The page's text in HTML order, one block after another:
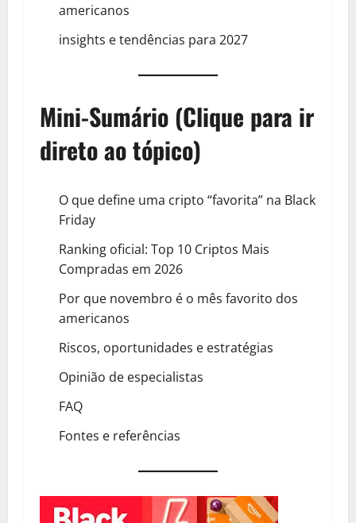
americanos
insights e tendências para 2027
Mini-Sumário (Clique para ir
direto ao tópico)
O que define uma cripto “favorita” na Black
Friday
Ranking oficial: Top 10 Criptos Mais
Compradas em 2026
Por que novembro é o mês favorito dos
americanos
Riscos, oportunidades e estratégias
Opinião de especialistas
FAQ
Fontes e referências